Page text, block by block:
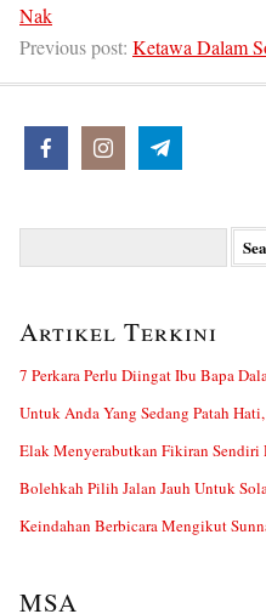
Nak
Previous post: Ketawa Dalam
Artikel Terkini
7 Perkara Perlu Diingat Ibu Bapa
Untuk Anda Yang Sedang Patah
Elak Menyerabutkan Fikiran Sendiri
Bolehkah Pilih Jalan Jauh Untuk
Keindahan Berbicara Mengikut
MSA